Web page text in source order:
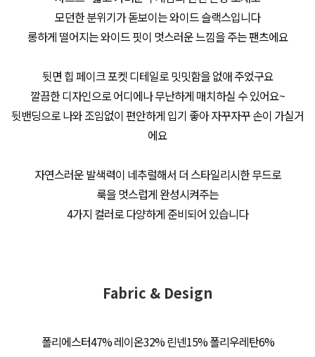
모던한 분위기가 돋보이는 와이드 슬랙스입니다
롱하게 떨어지는 와이드 핏이 멋스러운 느낌을 주는 팬츠에요
뒷면 힙 페이크 포켓 디테일로 밋밋함을 없애 주었구요
깔끔한 디자인으로 어디에나 무난하게 매치하실 수 있어요~
뒷밴딩으로 나와 조임없이 편안하게 입기 좋아 자꾸자꾸 손이 가실거
에요
자연스러운 발색력이 네추럴해서 더 스타일리시한 무드로
룩을 멋스럽게 완성시켜주는
4가지 컬러로 다양하게 준비되어 있습니다
Fabric & Design
폴리에스터47% 레이온32% 린넨15% 폴리우레탄6%